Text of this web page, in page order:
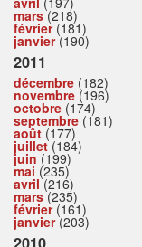
mars(218)
février(181)
janvier(190)
2011
décembre (182)
novembre (196)
octobre (174)
septembre (181)
août (177)
juillet(184)
juin (199)
mai (235)
avril(216)
mars(235)
février(161)
janvier(203)
2010